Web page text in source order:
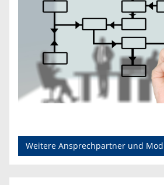
Weitere Ansprechpartner und